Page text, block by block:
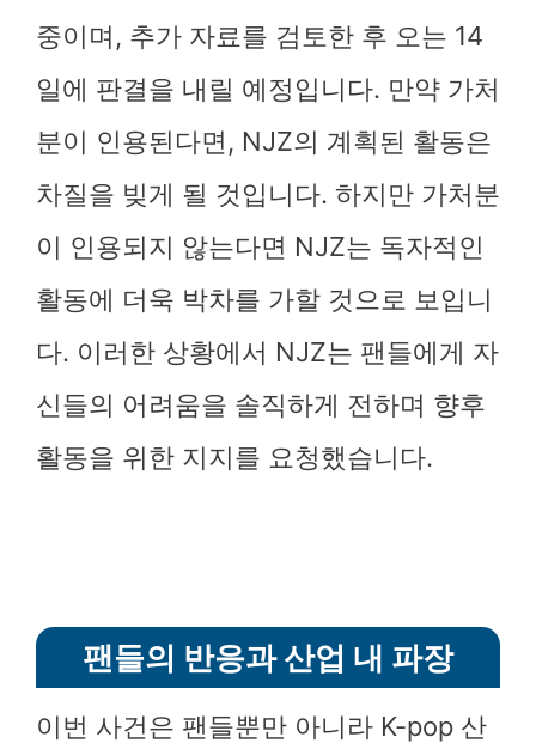
중이며, 추가 자료를 검토한 후 오는 14
일에 판결을 내릴 예정입니다. 만약 가처
분이 인용된다면, NJZ의 계획된 활동은
차질을 빚게 될 것입니다. 하지만 가처분
이 인용되지 않는다면 NJZ는 독자적인
활동에 더욱 박차를 가할 것으로 보입니
다. 이러한 상황에서 NJZ는 팬들에게 자
신들의 어려움을 솔직하게 전하며 향후
활동을 위한 지지를 요청했습니다.
팬들의 반응과 산업 내 파장
이번 사건은 팬들뿐만 아니라 K-pop 산